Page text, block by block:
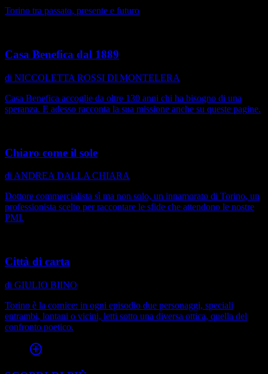
Torino tra passato, presente e futuro
Casa Benefica dal 1889
di NICCOLETTA ROSSI DI MONTELERA
Casa Benefica accoglie da oltre 130 anni chi ha bisogno di una
speranza. E adesso racconta la sua missione anche su queste pagine.
Chiaro come il sole
di ANDREA DALLA CHIARA
Dottore commercialista sì ma non solo, un innamorato di Torino, un
professionista scelto per raccontare le sfide che attendono le nostre
PMI.
Città di carta
di GIULIO BIINO
Torino è la cornice: in ogni episodio due personaggi, speciali
entrambi, lontani o vicini, letti sotto una diversa ottica, quella del
confronto poetico.
add_circle